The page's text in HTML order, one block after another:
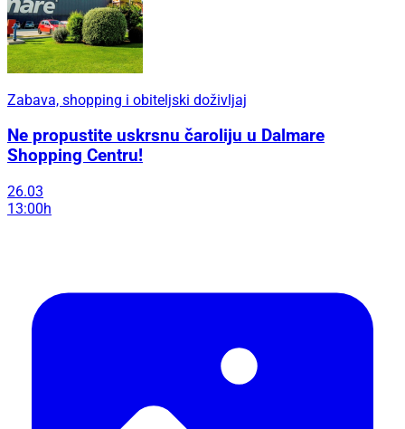
Zabava, shopping i obiteljski doživljaj
Ne propustite uskrsnu čaroliju u Dalmare
Shopping Centru!
26.03
13:00h